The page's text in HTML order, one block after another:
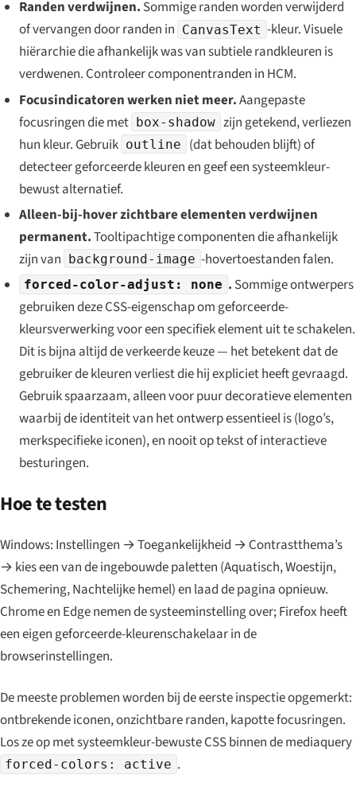
Randen verdwijnen. Sommige randen worden verwijderd
of vervangen door randen in CanvasText -kleur. Visuele
hiërarchie die afhankelijk was van subtiele randkleuren is
verdwenen. Controleer componentranden in HCM.
Focusindicatoren werken niet meer.Aangepaste
focusringen die met box-shadow zijn getekend, verliezen
hun kleur. Gebruik outline
(dat behouden blijft) of
detecteer geforceerde kleuren en geef een systeemkleur-
bewust alternatief.
Alleen-bij-hover zichtbare elementen verdwijnen
permanent.Tooltipachtige componenten die afhankelijk
zijn van background-image -hovertoestanden falen.
forced-color-adjust: none . Sommige ontwerpers
gebruiken deze CSS-eigenschap om geforceerde-
kleursverwerking voor een specifiek element uit te schakelen.
Dit is bijna altijd de verkeerde keuze — het betekent dat de
gebruiker de kleuren verliest die hij expliciet heeft gevraagd.
Gebruik spaarzaam, alleen voor puur decoratieve elementen
waarbij de identiteit van het ontwerp essentieel is (logo’s,
merkspecifieke iconen), en nooit op tekst of interactieve
besturingen.
Hoe te testen
Windows: Instellingen → Toegankelijkheid → Contrastthema’s
→ kies een van de ingebouwde paletten (Aquatisch, Woestijn,
Schemering, Nachtelijke hemel) en laad de pagina opnieuw.
Chrome en Edge nemen de systeeminstelling over; Firefox heeft
een eigen geforceerde-kleurenschakelaar in de
browserinstellingen.
De meeste problemen worden bij de eerste inspectie opgemerkt:
ontbrekende iconen, onzichtbare randen, kapotte focusringen.
Los ze op met systeemkleur-bewuste CSS binnen de mediaquery
forced-colors: active .